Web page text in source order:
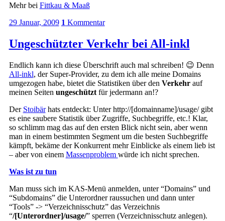
Mehr bei Fittkau & Maaß
29 Januar, 2009 1 Kommentar
Ungeschützter Verkehr bei All-inkl
Endlich kann ich diese Überschrift auch mal schreiben! 😉 Denn
All-inkl, der Super-Provider, zu dem ich alle meine Domains
umgezogen habe, bietet die Statistiken über den Verkehr auf
meinen Seiten ungeschütztfür jedermann an!?
Der Stoibärhats entdeckt: Unter http://[domainname]/usage/ gibt
es eine saubere Statistik über Zugriffe, Suchbegriffe, etc.! Klar,
so schlimm mag das auf den ersten Blick nicht sein, aber wenn
man in einem bestimmten Segment um die besten Suchbegriffe
kämpft, bekäme der Konkurrent mehr Einblicke als einem lieb ist
– aber von einem Massenproblem würde ich nicht sprechen.
Was ist zu tun
Man muss sich im KAS-Menü anmelden, unter “Domains” und
“Subdomains” die Unterordner raussuchen und dann unter
“Tools” -> “Verzeichnisschutz” das Verzeichnis
“/[Unterordner]/usage/” sperren (Verzeichnisschutz anlegen).